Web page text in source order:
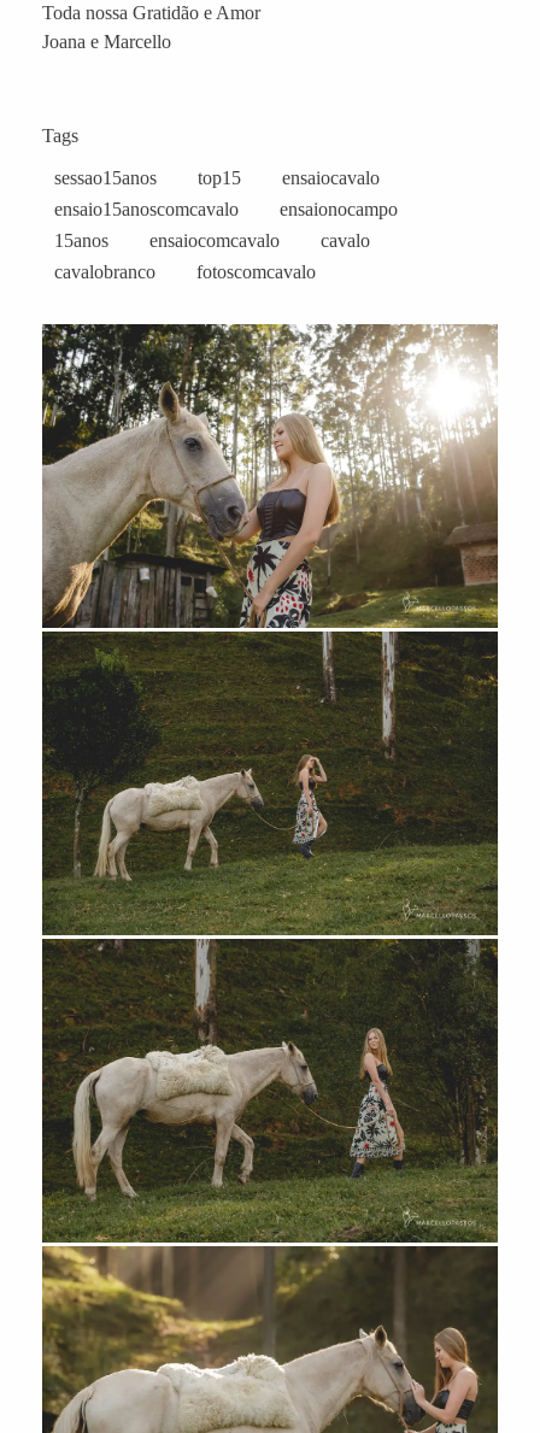
Toda nossa Gratidão e Amor
Joana e Marcello
Tags
sessao15anos top15
ensaiocavalo
ensaio15anoscomcavalo
ensaionocampo
15anos
ensaiocomcavalo
cavalo
cavalobranco
fotoscomcavalo